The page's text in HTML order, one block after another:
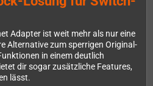
Adapter ist weit mehr als nur eine
Alternative zum sperrigen Original-
in einem deutlich
dir sogar zusätzliche Features,
lässt.